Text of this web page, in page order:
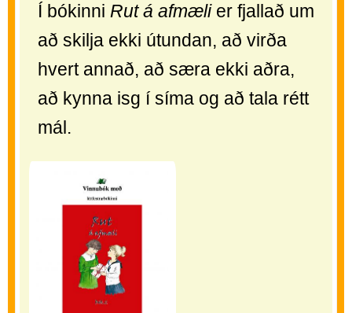
Í bókinni Rut á afmælier fjallað um
að skilja ekki útundan, að virða
hvert annað, að særa ekki aðra,
að kynna isg í síma og að tala rétt
mál.